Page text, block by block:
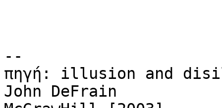
--
πηγή: illusion and
John DeFrain